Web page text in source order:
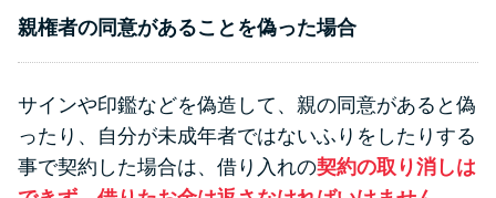
親権者の同意があることを偽った場合
サインや印鑑などを偽造して、親の同意があると偽
ったり、自分が未成年者ではないふりをしたりする
事で契約した場合は、借り入れの契約の取り消しは